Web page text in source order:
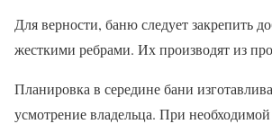
Для верности, баню следует закрепить
жесткими ребрами. Их производят из
Планировка в середине бани
усмотрение владельца. При